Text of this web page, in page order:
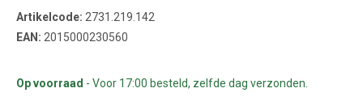
Artikelcode: 2731.219.142
EAN: 2015000230560
Op voorraad - Voor 17:00 besteld, zelfde dag verzonden.